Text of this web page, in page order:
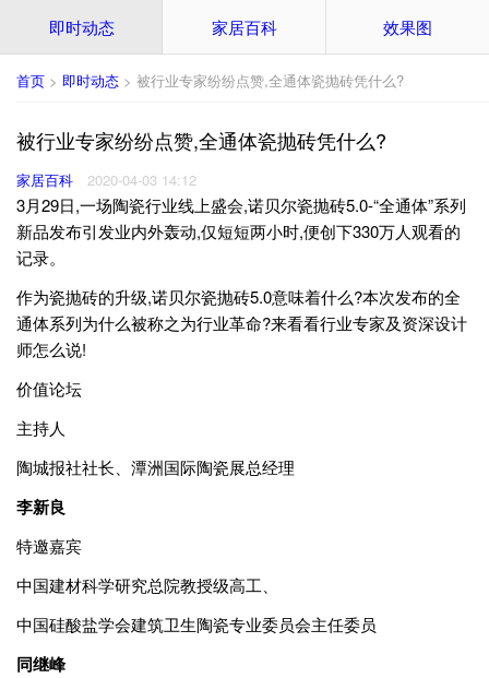
即时动态 家居百科 效果图
首页 > 即时动态 > 被行业专家纷纷点赞,全通体瓷抛砖凭什么?
被行业专家纷纷点赞,全通体瓷抛砖凭什么?
家居百科 2020-04-03 14:12
3月29日,一场陶瓷行业线上盛会,诺贝尔瓷抛砖5.0-“全通体”系列
新品发布引发业内外轰动,仅短短两小时,便创下330万人观看的
记录。
作为瓷抛砖的升级,诺贝尔瓷抛砖5.0意味着什么?本次发布的全
通体系列为什么被称之为行业革命?来看看行业专家及资深设计
师怎么说!
价值论坛
主持人
陶城报社社长、潭洲国际陶瓷展总经理
李新良
特邀嘉宾
中国建材科学研究总院教授级高工、
中国硅酸盐学会建筑卫生陶瓷专业委员会主任委员
同继峰